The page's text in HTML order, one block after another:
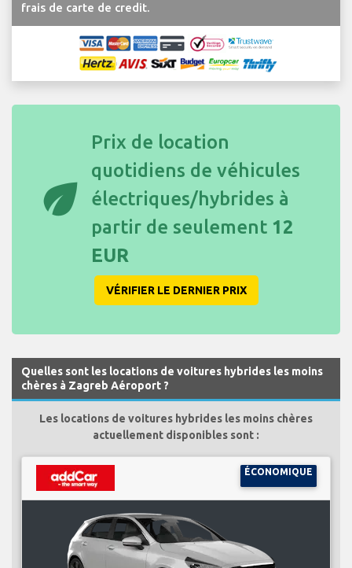
frais de carte de credit.
eco
Prix de location
quotidiens de véhicules
électriques/hybrides à
partir de seulement 12
EUR
VÉRIFIER LE DERNIER PRIX
Quelles sont les locations de voitures hybrides les moins
chères à Zagreb Aéroport ?
Les locations de voitures hybrides les moins chères
actuellement disponibles sont :
ÉCONOMIQUE